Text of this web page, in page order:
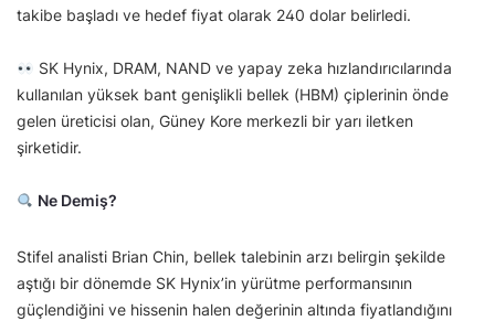
takibe başladı ve hedef fiyat olarak 240 dolar belirledi.
SK Hynix, DRAM, NAND ve yapay zeka hızlandırıcılarında
kullanılan yüksek bant genişlikli bellek (HBM) çiplerinin önde
gelen üreticisi olan, Güney Kore merkezli bir yarı iletken
şirketidir.
Ne Demiş?
Stifel analisti Brian Chin, bellek talebinin arzı belirgin şekilde
aştığı bir dönemde SK Hynix’in yürütme performansının
güçlendiğini ve hissenin halen değerinin altında fiyatlandığını